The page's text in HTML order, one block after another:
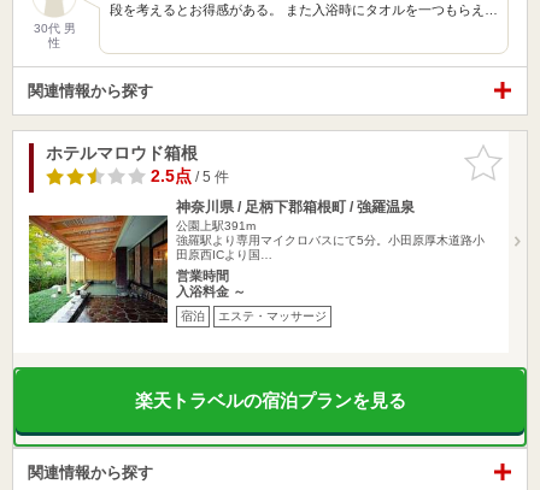
30代 男
性
段を考えるとお得感がある。 また入浴時にタオルを一つもらえ…
関連情報から探す
お気に入
りに追加
ホテルマロウド箱根
2.5点/ 5 件
神奈川県 / 足柄下郡箱根町 / 強羅温泉
公園上駅391m
強羅駅より専用マイクロバスにて5分。小田原厚木道路小
田原西ICより国…
営業時間
入浴料金 ～
宿泊 エステ・マッサージ
楽天トラベルの宿泊プランを見る
関連情報から探す